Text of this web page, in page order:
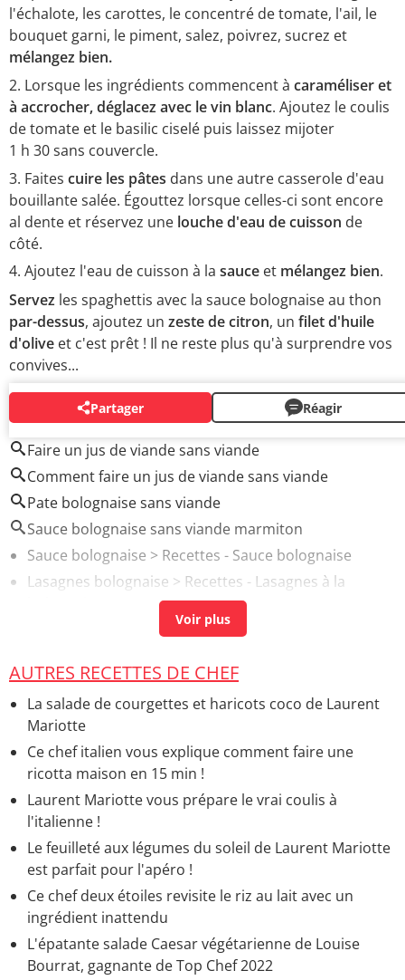
l'échalote, les carottes, le concentré de tomate, l'ail, le
bouquet garni, le piment, salez, poivrez, sucrez et
mélangez bien.
Lorsque les ingrédients commencent à caraméliseret
à accrocher, déglacez avec levin blanc. Ajoutez le coulis
detomate et le basilic ciselé puis laissez mijoter
1 h 30 sans couvercle.
Faites cuire les pâtes dans une autre casserole d'eau
bouillante salée. Égouttez lorsque celles-ci sont encore
al dente et réservez une louche d'eau de cuisson de
côté.
Ajoutez l'eau de cuisson à la sauce et mélangez bien.
Servez les spaghettis avec la sauce bolognaise au thon
par-dessus, ajoutez un zeste de citron, un filet d'huile
d'olive et c'est prêt ! Il ne reste plus qu'à surprendre vos
convives...
Partager Réagir
AUTOUR DU MÊME SUJET
Faire un jus de viande sans viande
Comment faire un jus de viande sans viande
Pate bolognaise sans viande
Sauce bolognaise sans viande marmiton
Sauce bolognaise > Recettes - Sauce bolognaise
Lasagnes bolognaise > Recettes - Lasagnes à la
> Recettes - Sauce pour viande
bolognaise
Sauce mousseline> Recettes - Autre sauce
d'accompagnement
Sauce blanche > Recettes - Béchamel maison
AUTRES RECETTES DE CHEF
La salade de courgettes et haricots coco de Laurent
Mariotte
Ce chef italien vous explique comment faire une
ricotta maison en 15 min !
Laurent Mariotte vous prépare le vrai coulis à
l'italienne !
Le feuilleté aux légumes du soleil de Laurent Mariotte
est parfait pour l'apéro !
Ce chef deux étoiles revisite le riz au lait avec un
ingrédient inattendu
L'épatante salade Caesar végétarienne de Louise
Bourrat, gagnante de Top Chef 2022